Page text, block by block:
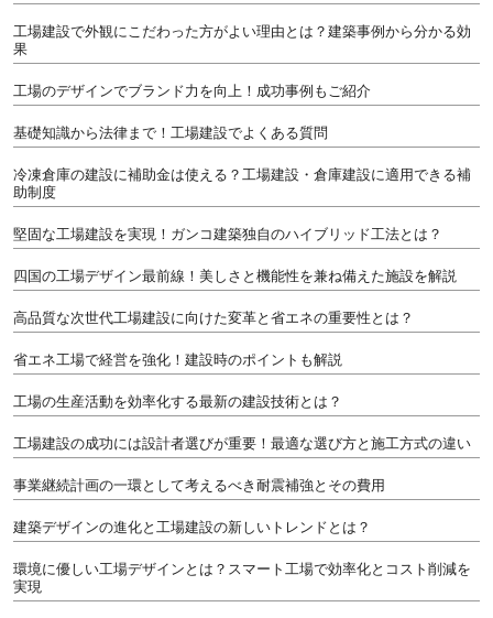
工場建設で外観にこだわった方がよい理由とは？建築事例から分かる効
果
工場のデザインでブランド力を向上！成功事例もご紹介
基礎知識から法律まで！工場建設でよくある質問
冷凍倉庫の建設に補助金は使える？工場建設・倉庫建設に適用できる補
助制度
堅固な工場建設を実現！ガンコ建築独自のハイブリッド工法とは？
四国の工場デザイン最前線！美しさと機能性を兼ね備えた施設を解説
高品質な次世代工場建設に向けた変革と省エネの重要性とは？
省エネ工場で経営を強化！建設時のポイントも解説
工場の生産活動を効率化する最新の建設技術とは？
工場建設の成功には設計者選びが重要！最適な選び方と施工方式の違い
事業継続計画の一環として考えるべき耐震補強とその費用
建築デザインの進化と工場建設の新しいトレンドとは？
環境に優しい工場デザインとは？スマート工場で効率化とコスト削減を
実現